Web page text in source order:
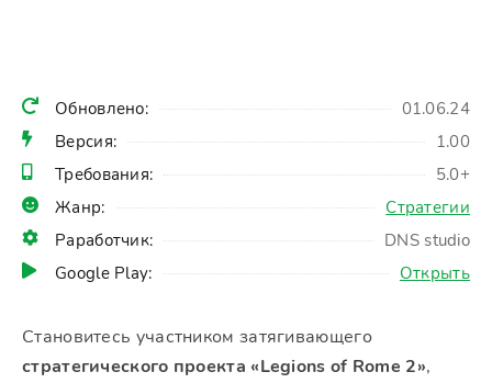
Обновлено:
01.06.24
Версия:
1.00
Требования:
5.0+
Жанр:
Стратегии
Раработчик:
DNS studio
Google Play:
Открыть
Становитесь участником затягивающего
стратегического проекта «Legions of Rome 2»,